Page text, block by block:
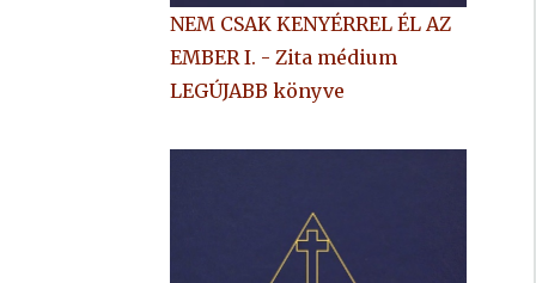
NEM CSAK KENYÉRREL ÉL AZ
EMBER I. - Zita médium
LEGÚJABB könyve